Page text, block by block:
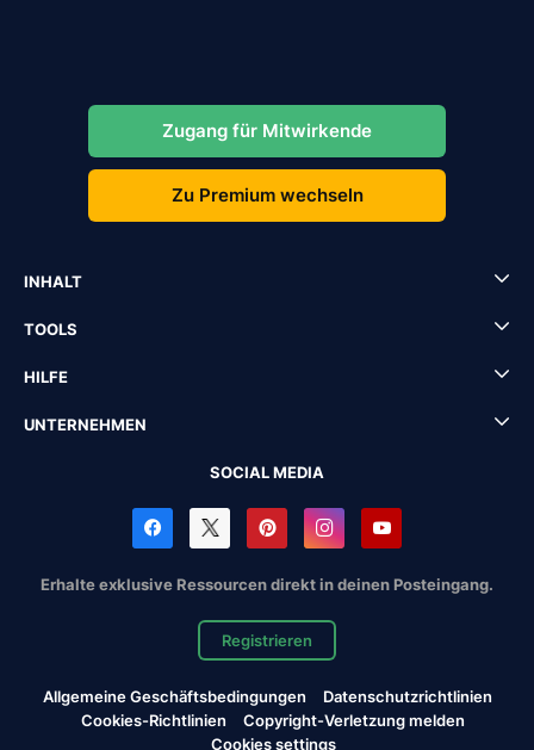
Zugang für Mitwirkende
Zu Premium wechseln
INHALT
TOOLS
HILFE
UNTERNEHMEN
SOCIAL MEDIA
Erhalte exklusive Ressourcen direkt in deinen Posteingang.
Registrieren
Allgemeine Geschäftsbedingungen
Datenschutzrichtlinien
Cookies-Richtlinien
Copyright-Verletzung melden
Cookies settings